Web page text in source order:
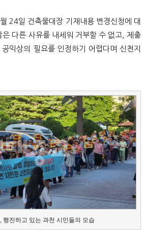
24일 건축물대장 기재내용 변경신청에 대
다른 사유를 내세워 거부할 수 없고, 제출
익상의 필요를 인정하기 어렵다며 신천지
진하고 있는 과천 시민들의 모습